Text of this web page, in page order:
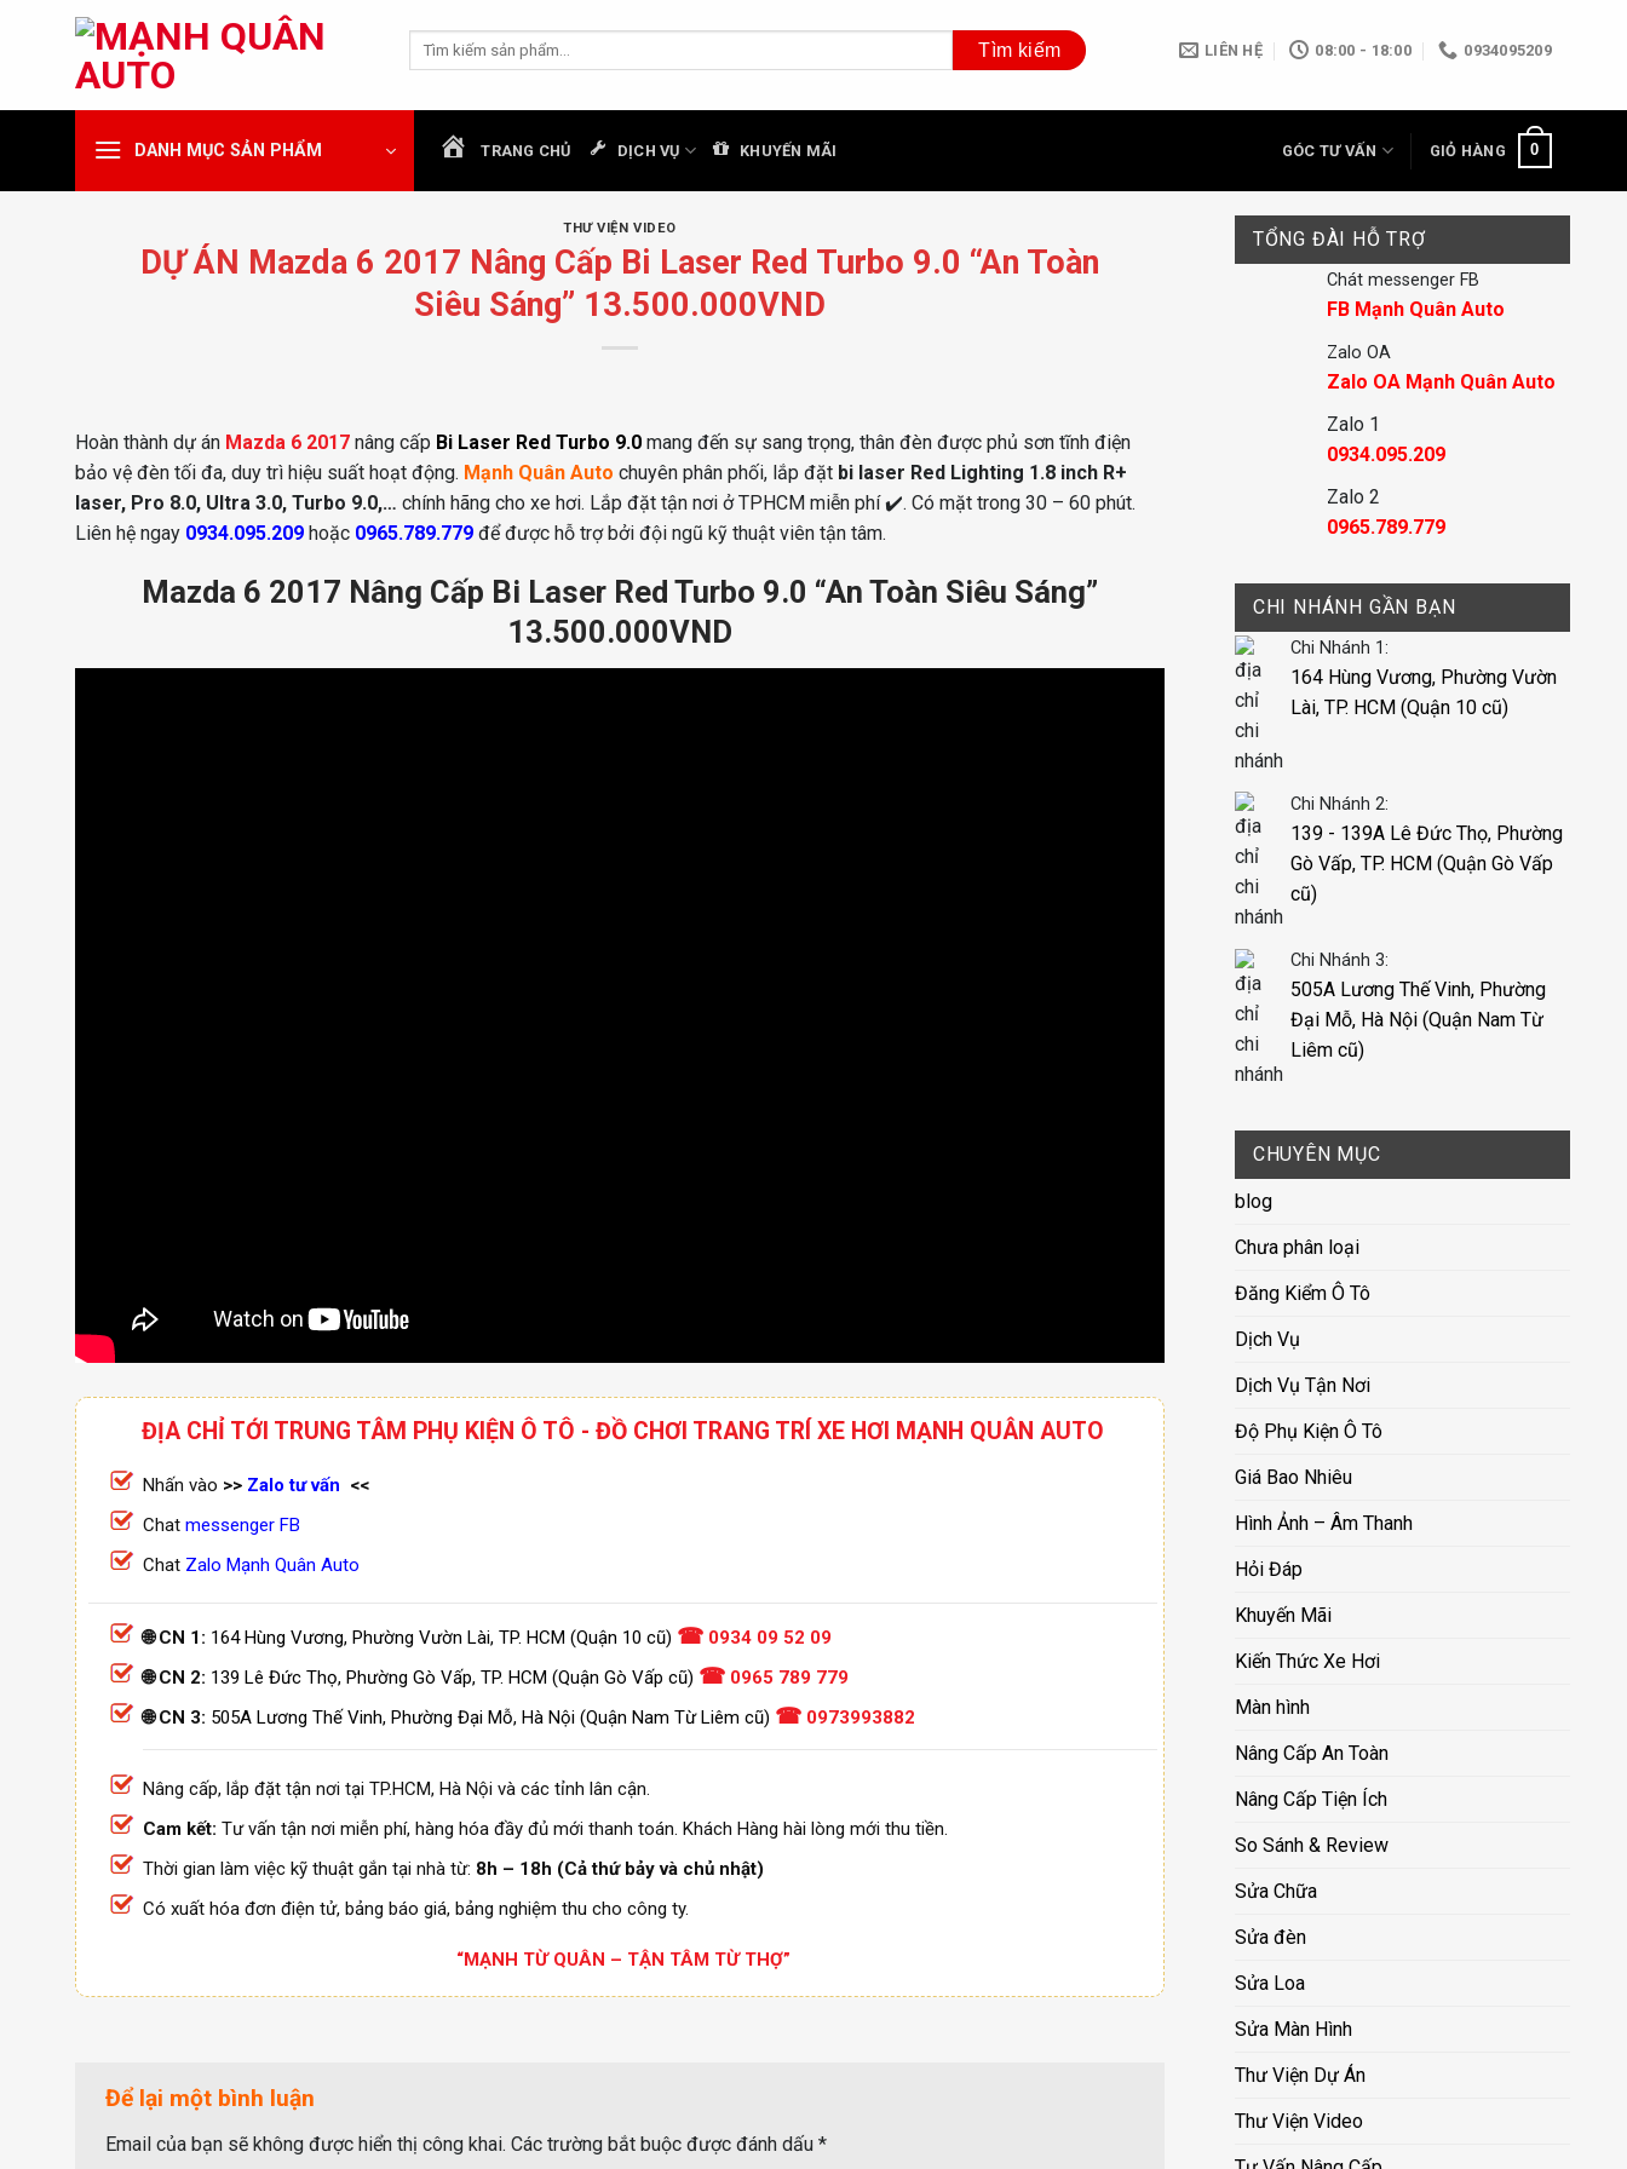
dung
Tìm
LIÊN HỆ 08:00 - 18:00 0934095209
DANH MỤC SẢN PHẨM TRANG CHỦ DỊCH VỤ KHUYẾN MÃI GÓC TƯ VẤN GIỎ HÀNG 0
THƯ VIỆN VIDEO
DỰ ÁN Mazda 6 2017 Nâng Cấp Bi Laser Red Turbo 9.0 “An Toàn
Siêu Sáng” 13.500.000VND
Hoàn thành dự án Mazda 6 2017 nâng cấp Bi Laser Red Turbo 9.0 mang đến sự sang trọng, thân đèn được phủ sơn tĩnh điện
bảo vệ đèn tối đa, duy trì hiệu suất hoạt động. Mạnh Quân Auto chuyên phân phối, lắp đặt bi laser Red Lighting 1.8 inch R+
laser, Pro 8.0, Ultra 3.0, Turbo 9.0,… chính hãng cho xe hơi. Lắp đặt tận nơi ở TPHCM miễn phí ✔️. Có mặt trong 30 – 60 phút.
Liên hệ ngay 0934.095.209 hoặc 0965.789.779 để được hỗ trợ bởi đội ngũ kỹ thuật viên tận tâm.
Mazda 6 2017 Nâng Cấp Bi Laser Red Turbo 9.0 “An Toàn Siêu Sáng”
13.500.000VND
ĐỊA CHỈ TỚI TRUNG TÂM PHỤ KIỆN Ô TÔ - ĐỒ CHƠI TRANG TRÍ XE HƠI MẠNH QUÂN AUTO
Nhấn vào >> Zalo tư vấn <<
Chat messenger FB
Chat Zalo Mạnh Quân Auto
🌐 CN 1: 164 Hùng Vương, Phường Vườn Lài, TP. HCM (Quận 10 cũ) ☎ 0934 09 52 09
🌐 CN 2: 139 Lê Đức Thọ, Phường Gò Vấp, TP. HCM (Quận Gò Vấp cũ) ☎ 0965 789 779
🌐 CN 3: 505A Lương Thế Vinh, Phường Đại Mỗ, Hà Nội (Quận Nam Từ Liêm cũ) ☎ 0973993882
Nâng cấp, lắp đặt tận nơi tại TP.HCM, Hà Nội và các tỉnh lân cận.
Cam kết: Tư vấn tận nơi miễn phí, hàng hóa đầy đủ mới thanh toán. Khách Hàng hài lòng mới thu tiền.
Thời gian làm việc kỹ thuật gắn tại nhà từ: 8h – 18h (Cả thứ bảy và chủ nhật)
Có xuất hóa đơn điện tử, bảng báo giá, bảng nghiệm thu cho công ty.
“MẠNH TỪ QUÂN – TẬN TÂM TỪ THỢ”
Để lại một bình luận
Email của bạn sẽ không được hiển thị công khai. Các trường bắt buộc được đánh dấu *
TỔNG ĐÀI HỖ TRỢ
Chát messenger FB
FB Mạnh Quân Auto
Zalo OA
Zalo OA Mạnh Quân Auto
Zalo 1
0934.095.209
Zalo 2
0965.789.779
CHI NHÁNH GẦN BẠN
Chi Nhánh 1:
164 Hùng Vương, Phường Vườn
Lài, TP. HCM (Quận 10 cũ)
Chi Nhánh 2:
139 - 139A Lê Đức Thọ, Phường
Gò Vấp, TP. HCM (Quận Gò Vấp
cũ)
Chi Nhánh 3:
505A Lương Thế Vinh, Phường
Đại Mỗ, Hà Nội (Quận Nam Từ
Liêm cũ)
CHUYÊN MỤC
blog
Chưa phân loại
Đăng Kiểm Ô Tô
Dịch Vụ
Dịch Vụ Tận Nơi
Độ Phụ Kiện Ô Tô
Giá Bao Nhiêu
Hình Ảnh – Âm Thanh
Hỏi Đáp
Khuyến Mãi
Kiến Thức Xe Hơi
Màn hình
Nâng Cấp An Toàn
Nâng Cấp Tiện Ích
So Sánh & Review
Sửa Chữa
Sửa đèn
Sửa Loa
Sửa Màn Hình
Thư Viện Dự Án
Thư Viện Video